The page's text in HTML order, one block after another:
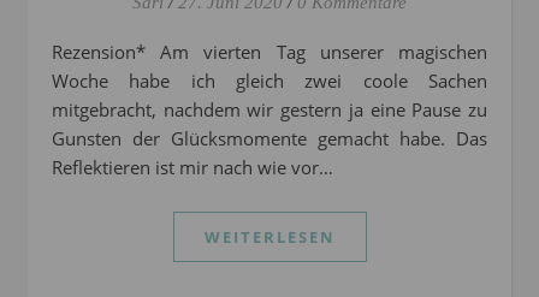
Rezension* Am vierten Tag unserer magischen
Woche habe ich gleich zwei coole Sachen
mitgebracht, nachdem wir gestern ja eine Pause zu
Gunsten der Glücksmomente gemacht habe. Das
Reflektieren ist mir nach wie vor…
WEITERLESEN